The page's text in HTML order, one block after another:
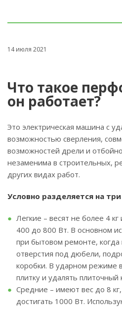
14 июля 2021
Что такое
он работает?
Это электрическая машина с
возможностью сверления,
возможностей дрели и
незаменима в строительных,
других видах работ.
Условно разделяется на три
Легкие – весят не более 4
400 до 800 Вт. В основном
при бытовом ремонте,
отверстия под дюбели,
коробки. В ударном режиме
плитку и удалять плиточный
Средние – имеют вес до 8
достигать 1000 Вт.